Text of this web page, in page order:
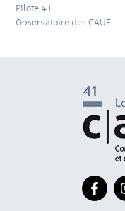
Pilote 41
Observatoire des CAUE